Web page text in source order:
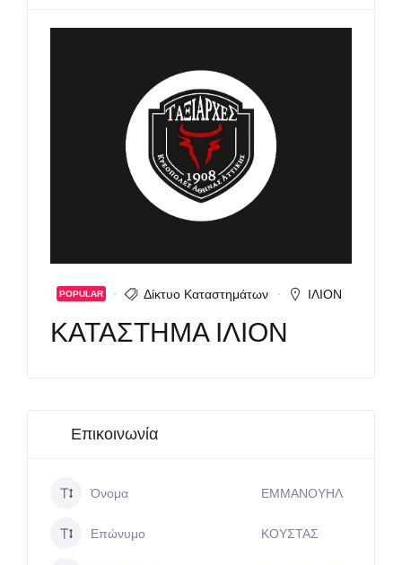
POPULAR Δίκτυο Καταστημάτων ΙΛΙΟΝ
ΚΑΤΑΣΤΗΜΑ ΙΛΙΟΝ
Επικοινωνία
Όνομα ΕΜΜΑΝΟΥΗΛ
Επώνυμο ΚΟΥΣΤΑΣ